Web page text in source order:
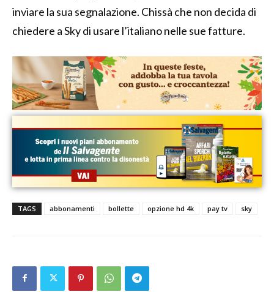
inviare la sua segnalazione. Chissà che non decida di
chiedere a Sky di usare l’italiano nelle sue fatture.
TAGS abbonamenti bollette opzione hd 4k pay tv sky